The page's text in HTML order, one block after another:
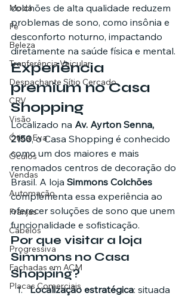
Moda
Fé
Beleza
Tranferência Veicular
Despachante Sítio Cercado
CRV
Visão
Ótica Eva
Óculos
Vendas
Automação
Franjas
Cabelos
Progressiva
Fachadas em ACM
Placas Comerciais
colchões de alta qualidade reduzem
problemas de sono, como insônia e
desconforto noturno, impactando
diretamente na saúde física e mental.
Experiência
premium no Casa
Shopping
Localizado na Av. Ayrton Senna,
2150, o Casa Shopping é conhecido
como um dos maiores e mais
renomados centros de decoração do
Brasil. A loja Simmons Colchões
complementa essa experiência ao
oferecer soluções de sono que unem
funcionalidade e sofisticação.
Por que visitar a loja
Simmons no Casa
Shopping?
Localização estratégica: situada